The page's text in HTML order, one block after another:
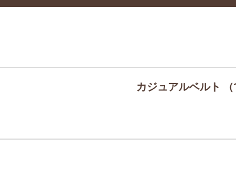
カジュアルベルト （